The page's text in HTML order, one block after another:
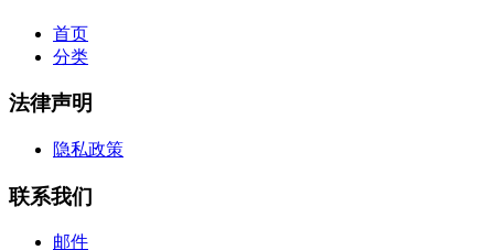
首页
分类
法律声明
隐私政策
联系我们
邮件